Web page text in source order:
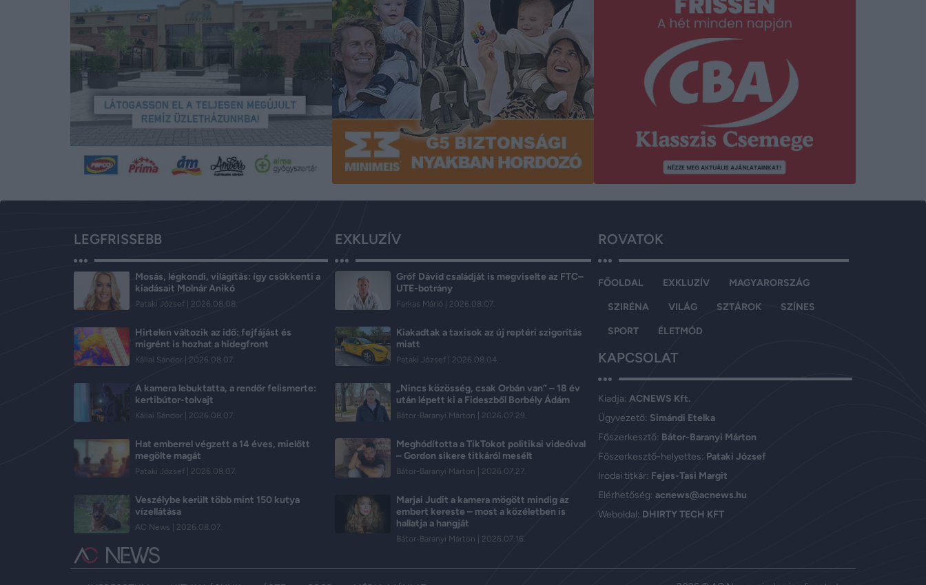
LEGFRISSEBB
Mosás, légkondi, világítás: így csökkenti a
kiadásait Molnár Anikó
Pataki József 2026.08.08.
Hirtelen változik az idő: fejfájást és
migrént is hozhat a hidegfront
Kállai Sándor 2026.08.07.
A kamera lebuktatta, a rendőr felismerte:
kertibútor-tolvajt
Kállai Sándor 2026.08.07.
Hat emberrel végzett a 14 éves, mielőtt
megölte magát
Pataki József 2026.08.07.
Veszélybe került több mint 150 kutya
vízellátása
AC News 2026.08.07.
EXKLUZÍV
Gróf Dávid családját is megviselte az FTC–
UTE-botrány
Farkas Márió 2026.08.07.
Kiakadtak a taxisok az új reptéri szigorítás
miatt
Pataki József 2026.08.04.
„Nincs közösség, csak Orbán van” – 18 év
után lépett ki a Fideszből Borbély Ádám
Bátor-Baranyi Márton 2026.07.29.
Meghódította a TikTokot politikai videóival
– Gordon sikere titkáról mesélt
Bátor-Baranyi Márton 2026.07.27.
Marjai Judit a kamera mögött mindig az
embert kereste – most a közéletben is
hallatja a hangját
Bátor-Baranyi Márton 2026.07.16.
ROVATOK
FŐOLDAL EXKLUZÍV MAGYARORSZÁG
SZIRÉNA VILÁG SZTÁROK SZÍNES
SPORT ÉLETMÓD
KAPCSOLAT
Kiadja:ACNEWS Kft.
Ügyvezető: Simándi Etelka
Főszerkesztő: Bátor-Baranyi Márton
Főszerkesztő-helyettes: Pataki József
Irodai titkár: Fejes-Tasi Margit
Elérhetőség:acnews@acnews.hu
Weboldal: DHIRTY TECH KFT